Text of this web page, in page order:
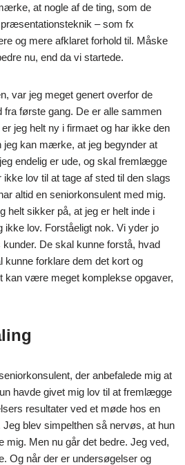
at nogle af de ting, som de
– som fx
og mere afklaret forhold til. Måske
nu, end da vi startede.
var jeg meget genert overfor de
første gang. De er alle sammen
jeg helt ny i firmaet og har ikke den
jeg kan mærke, at jeg begynder at
endelig er ude, og skal fremlægge
lov til at tage af sted til den slags
altid en seniorkonsulent med mig.
helt sikker på, at jeg er helt inde i
ikke lov. Forståeligt nok. Vi yder jo
De skal kunne forstå, hvad
kunne forklare dem det kort og
være meget komplekse opgaver,
der anbefalede mig at
havde givet mig lov til at fremlægge
resultater ved et møde hos en
Jeg blev simpelthen så nervøs, at hun
mig. Men nu går det bedre. Jeg ved,
Og når der er undersøgelser og